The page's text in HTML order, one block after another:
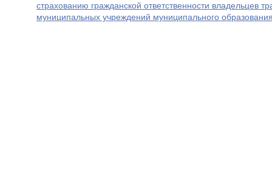
страхованию гражданской ответственности владельцев
муниципальных учреждений муниципального